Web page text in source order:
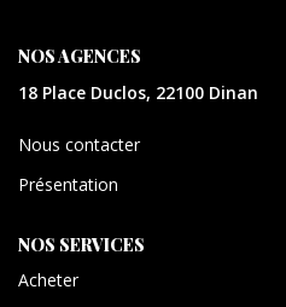
NOS AGENCES
18 Place Duclos, 22100 Dinan
Nous contacter
Présentation
NOS SERVICES
Acheter